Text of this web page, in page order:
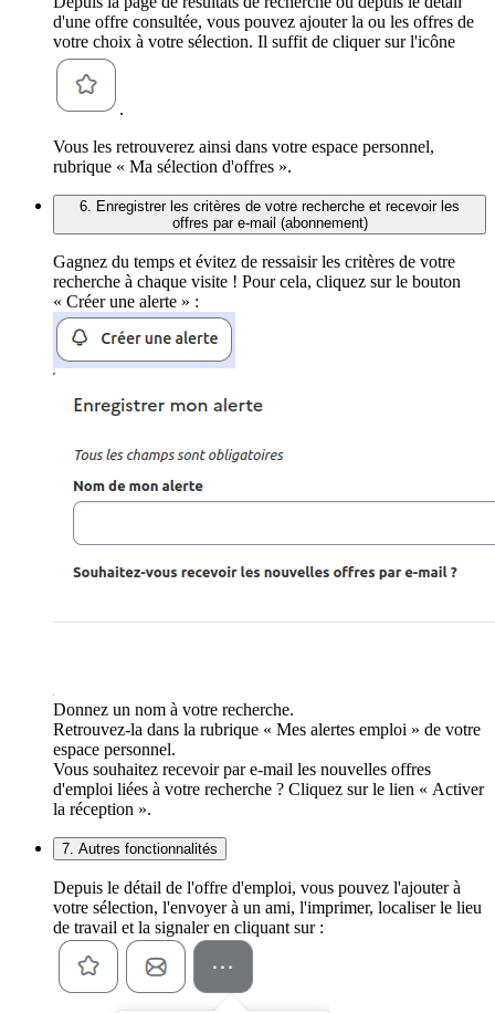
d'une offre consultée, vous pouvez ajouter la ou les offres de
votre choix à votre sélection. Il suffit de cliquer sur l'icône
.
Vous les retrouverez ainsi dans votre espace personnel,
rubrique « Ma sélection d'offres ».
6. Enregistrer les critères de votre recherche et recevoir les
offres par e-mail (abonnement)
Gagnez du temps et évitez de ressaisir les critères de votre
recherche à chaque visite ! Pour cela, cliquez sur le bouton
« Créer une alerte » :
Donnez un nom à votre recherche.
Retrouvez-la dans la rubrique « Mes alertes emploi » de votre
espace personnel.
Vous souhaitez recevoir par e-mail les nouvelles offres
d'emploi liées à votre recherche ? Cliquez sur le lien « Activer
la réception ».
7. Autres fonctionnalités
Depuis le détail de l'offre d'emploi, vous pouvez l'ajouter à
votre sélection, l'envoyer à un ami, l'imprimer, localiser le lieu
de travail et la signaler en cliquant sur :